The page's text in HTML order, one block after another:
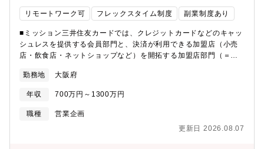
率は18%を超え、マーケットの転換点を迎えました。これまでの
プロダクトアウトの市場からマーケットインの市場に変化してい
ベーター、アーリーアダプター）から、新しい製品の導入に慎重
なお客様（アーリーマジョリティ、レイトマジョリティ、ラガー
ド）が中心になっていくことが想定されます。顧客層が変化する
ことで、売り方もソリューションセリングやクロスセルに変えて
や業務オペレーションも既存のスタイルからの変化を求められま
られた知見を戦略へフィードバックし軌道修正する」という戦略
サイクルを円滑・高速に回す重要性は極めて高く、実現に向けて
リモートワーク可 フレックスタイム制度 副業制度あり
■ミッション三井住友カードでは、クレジットカードなどのキャッ
シュレスを提供する会員部門と、決済が利用できる加盟店（小売
店・飲食店・ネットショップなど）を開拓する加盟店部門（＝
ャントビジネス推進部は、加盟店向けビジネスの企画部門と営業
部門との間のポジションに位置し、営業部隊をサポートする「ミ
ドル」部門の営業支援担当者として以下業務に携わって頂きま
す。【主な業務内容】1、加盟店様に対するsteraを中心とした加
くケースもございます）2、東日本各所の営業担当者からの加盟店
勤務地 大阪府
年収 700万円～1300万円
職種
営業企画
更新日 2026.08.07